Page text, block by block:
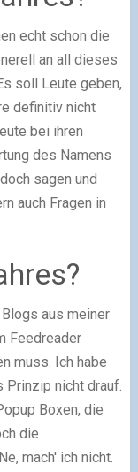
echt schon die
an all dieses
soll Leute geben,
definitiv nicht
bei ihren
des Namens
sagen und
auch Fragen in
aus meiner
Feedreader
muss. Ich habe
Prinzip nicht drauf.
Boxen, die
die
mach' ich nicht.